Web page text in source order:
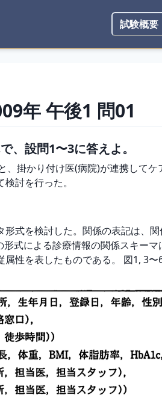
試験概要
年午後1 問01
、設問1〜3に答えよ。
掛かり付け医(病院)が連携して
討を行った。
式を検討した。関係の表記は、
式による診療情報の関係スキー
性を表したものである。 図1, 3〜